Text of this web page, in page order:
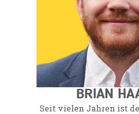
BRIAN
Seit vielen Jahren ist